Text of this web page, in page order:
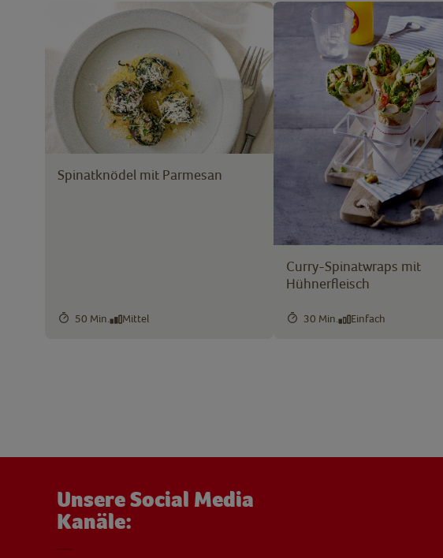
Spinatknödel mit Parmesan
50 Min. Mittel
Curry-Spinatwraps mit
Hühnerfleisch
30 Min. Einfach
Unsere Social Media
Kanäle: